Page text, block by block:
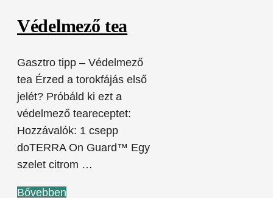
Védelmező tea
Gasztro tipp – Védelmező
tea Érzed a torokfájás első
jelét? Próbáld ki ezt a
védelmező teareceptet:
Hozzávalók: 1 csepp
doTERRA On Guard™ Egy
szelet citrom …
Bővebben